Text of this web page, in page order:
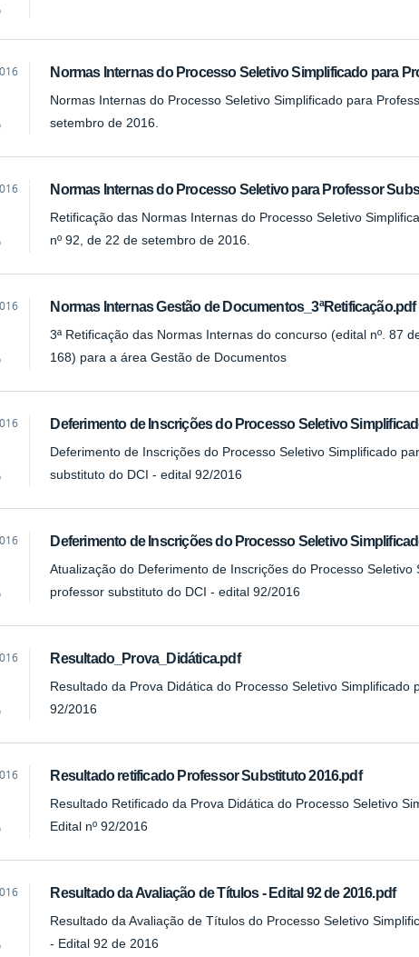
Normas Internas do Processo Seletivo Simplificado para
Normas Internas do Processo Seletivo Simplificado para
setembro de 2016.
Normas Internas do Processo Seletivo para Professor
Retificação das Normas Internas do Processo Seletivo
nº 92, de 22 de setembro de 2016.
Normas Internas Gestão de Documentos_3ªRetificação.pdf
3ª Retificação das Normas Internas do concurso (edital nº. 87
168) para a área Gestão de Documentos
Deferimento de Inscrições do Processo Seletivo
Deferimento de Inscrições do Processo Seletivo Simplificado
substituto do DCI - edital 92/2016
Deferimento de Inscrições do Processo Seletivo
Atualização do Deferimento de Inscrições do Processo
professor substituto do DCI - edital 92/2016
Resultado_Prova_Didática.pdf
Resultado da Prova Didática do Processo Seletivo Simplificado
92/2016
Resultado retificado Professor Substituto 2016.pdf
Resultado Retificado da Prova Didática do Processo Seletivo
Edital nº 92/2016
Resultado da Avaliação de Títulos - Edital 92 de 2016.pdf
Resultado da Avaliação de Títulos do Processo Seletivo
- Edital 92 de 2016